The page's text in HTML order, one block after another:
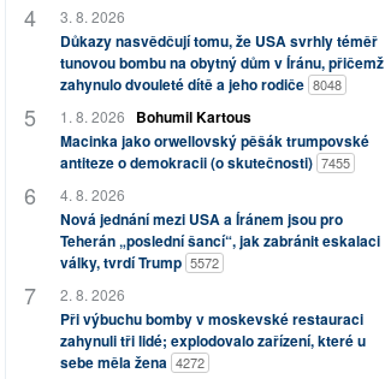
3. 8. 2026
Důkazy nasvědčují tomu, že USA svrhly téměř
tunovou bombu na obytný dům v Íránu, přičemž
zahynulo dvouleté dítě a jeho rodiče 8048
1. 8. 2026
Bohumil Kartous
Macinka jako orwellovský pěšák trumpovské
antiteze o demokracii (o skutečnosti) 7455
4. 8. 2026
Nová jednání mezi USA a Íránem jsou pro
Teherán „poslední šancí“, jak zabránit eskalaci
války, tvrdí Trump 5572
2. 8. 2026
Při výbuchu bomby v moskevské restauraci
zahynuli tři lidé; explodovalo zařízení, které u
sebe měla žena 4272